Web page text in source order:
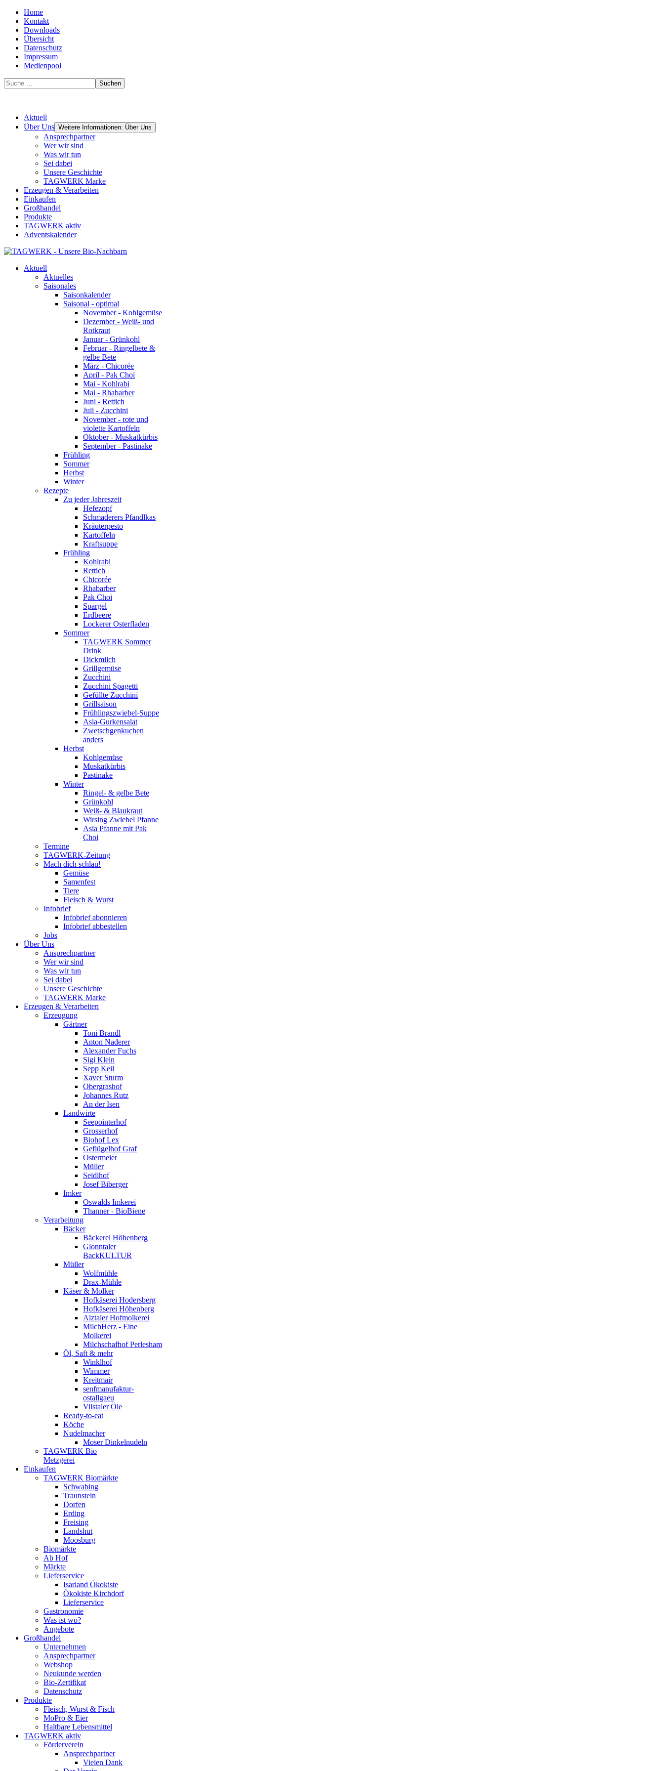
Home
Kontakt
Downloads
Übersicht
Datenschutz
Impressum
Medienpool
Suchen
Aktuell
Über Uns Weitere Informationen: Über Uns
Ansprechpartner
Wer wir sind
Was wir tun
Sei dabei
Unsere Geschichte
TAGWERK Marke
Erzeugen & Verarbeiten
Einkaufen
Großhandel
Produkte
TAGWERK aktiv
Adventskalender
Aktuell
Aktuelles
Saisonales
Saisonkalender
Saisonal - optimal
November - Kohlgemüse
Dezember - Weiß- und
Rotkraut
Januar - Grünkohl
Februar - Ringelbete &
gelbe Bete
März - Chicorée
April - Pak Choi
Mai - Kohlrabi
Mai - Rhabarber
Juni - Rettich
Juli - Zucchini
November - rote und
violette Kartoffeln
Oktober - Muskatkürbis
September - Pastinake
Frühling
Sommer
Herbst
Winter
Rezepte
Zu jeder Jahreszeit
Hefezopf
Schmaderers Pfandlkas
Kräuterpesto
Kartoffeln
Kraftsuppe
Frühling
Kohlrabi
Rettich
Chicorée
Rhabarber
Pak Choi
Spargel
Erdbeere
Lockerer Osterfladen
Sommer
TAGWERK Sommer
Drink
Dickmilch
Grillgemüse
Zucchini
Zucchini Spagetti
Gefüllte Zucchini
Grillsaison
Frühlingszwiebel-Suppe
Asia-Gurkensalat
Zwetschgenkuchen
anders
Herbst
Kohlgemüse
Muskatkürbis
Pastinake
Winter
Ringel- & gelbe Bete
Grünkohl
Weiß- & Blaukraut
Wirsing Zwiebel Pfanne
Asia Pfanne mit Pak
Choi
Termine
TAGWERK-Zeitung
Mach dich schlau!
Gemüse
Samenfest
Tiere
Fleisch & Wurst
Infobrief
Infobrief abonnieren
Infobrief abbestellen
Jobs
Über Uns
Ansprechpartner
Wer wir sind
Was wir tun
Sei dabei
Unsere Geschichte
TAGWERK Marke
Erzeugen & Verarbeiten
Erzeugung
Gärtner
Toni Brandl
Anton Naderer
Alexander Fuchs
Sigi Klein
Sepp Keil
Xaver Sturm
Obergrashof
Johannes Rutz
An der Isen
Landwirte
Seepointerhof
Grosserhof
Biohof Lex
Geflügelhof Graf
Ostermeier
Müller
Seidlhof
Josef Biberger
Imker
Oswalds Imkerei
Thanner - BioBiene
Verarbeitung
Bäcker
Bäckerei Höhenberg
Glonntaler
BackKULTUR
Müller
Wolfmühle
Drax-Mühle
Käser & Molker
Hofkäserei Hodersberg
Hofkäserei Höhenberg
Alztaler Hofmolkerei
MilchHerz - Eine
Molkerei
Milchschafhof Perlesham
Öl, Saft & mehr
Winklhof
Wimmer
Kreitmair
senfmanufaktur-
ostallgaeu
Vilstaler Öle
Ready-to-eat
Köche
Nudelmacher
Moser Dinkelnudeln
TAGWERK Bio
Metzgerei
Einkaufen
TAGWERK Biomärkte
Schwabing
Traunstein
Dorfen
Erding
Freising
Landshut
Moosburg
Biomärkte
Ab Hof
Märkte
Lieferservice
Isarland Ökokiste
Ökokiste Kirchdorf
Lieferservice
Gastronomie
Was ist wo?
Angebote
Großhandel
Unternehmen
Ansprechpartner
Webshop
Neukunde werden
Bio-Zertifikat
Datenschutz
Produkte
Fleisch, Wurst & Fisch
MoPro & Eier
Haltbare Lebensmittel
TAGWERK aktiv
Förderverein
Ansprechpartner
Vielen Dank